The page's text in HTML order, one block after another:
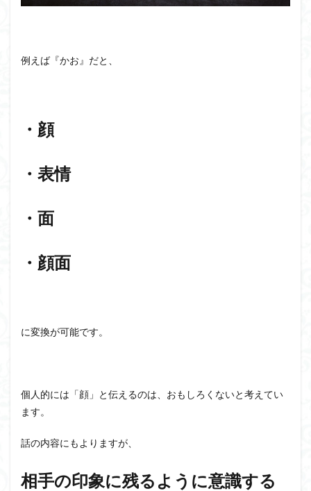
例えば『かお』だと、
・顔
・表情
・面
・顔面
に変換が可能です。
個人的には「顔」と伝えるのは、おもしろくないと考えてい
ます。
話の内容にもよりますが、
相手の印象に残るように意識する